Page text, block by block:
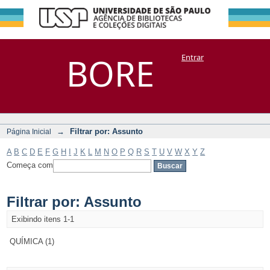
BORE
Filtrar por:
Assunto
DSpace/Manakin + CoriscoEntrar
Página Inicial → Filtrar por: Assunto
A B C D E F G H J K M N O P Q R S T U V W X Y Z
Começa com
Filtrar por: Assunto
Exibindo itens 1-1
QUÍMICA (1)